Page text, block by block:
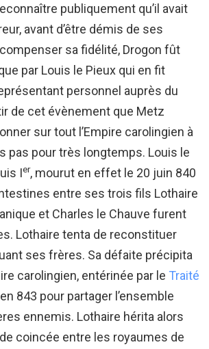
publiquement qu’il avait
avant d’être démis de ses
sa fidélité, Drogon fût
par Louis le Pieux qui en fit
personnel auprès du
de cet évènement que Metz
sur tout l’Empire carolingien à
pas pour très longtemps. Louis le
Ier, mourut en effet le 20 juin 840
entre ses trois fils Lothaire
et Charles le Chauve furent
Lothaire tenta de reconstituer
ses frères. Sa défaite précipita
carolingien, entérinée par le Traité
843 pour partager l’ensemble
ennemis. Lothaire hérita alors
coincée entre les royaumes de